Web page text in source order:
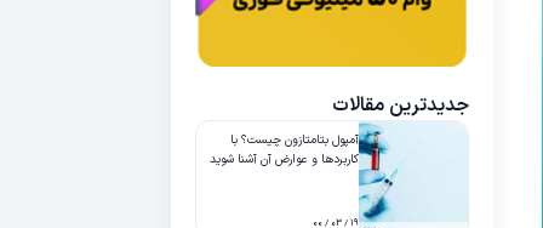
جدیدترین مقالات
آمپول بتامتازون چیست؟ با
کاربردها و عوارض آن آشنا شوید
۱۹ / ۰۳ / ۰۰